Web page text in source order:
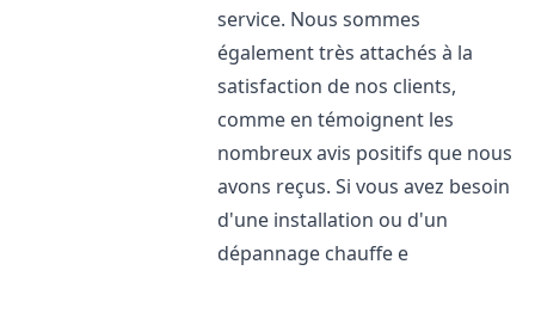
service. Nous sommes
également très attachés à la
satisfaction de nos clients,
comme en témoignent les
nombreux avis positifs que nous
avons reçus. Si vous avez besoin
d'une installation ou d'un
dépannage chauffe e